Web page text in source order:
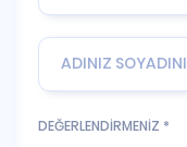
DEĞERLENDİRMENİZ *